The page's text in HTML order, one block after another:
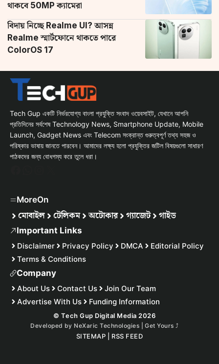
থাকবে 50MP ক্যামেরা
বিদায় নিচ্ছে Realme UI? আসন্ন
Realme স্মার্টফোনে থাকতে পারে
ColorOS 17
Tech Gup একটি নির্ভরযোগ্য বাংলা প্রযুক্তি সংবাদ ওয়েবসাইট, যেখানে আপনি
প্রতিদিনের সর্বশেষ Technology News, Smartphone Update, Mobile
Launch, Gadget News এবং Telecom সংক্রান্ত গুরুত্বপূর্ণ তথ্য সহজ ও
পরিষ্কার ভাষায় জানতে পারবেন। আমাদের লক্ষ্য হলো প্রযুক্তির জটিল বিষয়গুলো সাধারণ
পাঠকদের জন্য বোধগম্য করে তুলে ধরা।
MoreOn
মোবাইল টেলিকম অটোকার গ্যাজেট গাইড
Important Links
Disclaimer Privacy Policy DMCA
Editorial Policy
Terms & Conditions
Company
About Us Contact Us
Join Our Team
Advertise With Us
Funding Information
© Tech Gup Digital Media 2026
Developed by NeXaric Technologies | Get Yours ⤴︎
SITEMAP RSS FEED